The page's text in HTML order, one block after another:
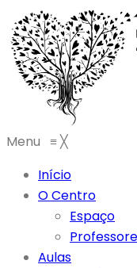
Menu ≡╳
Início
O Centro
Espaço
Aulas